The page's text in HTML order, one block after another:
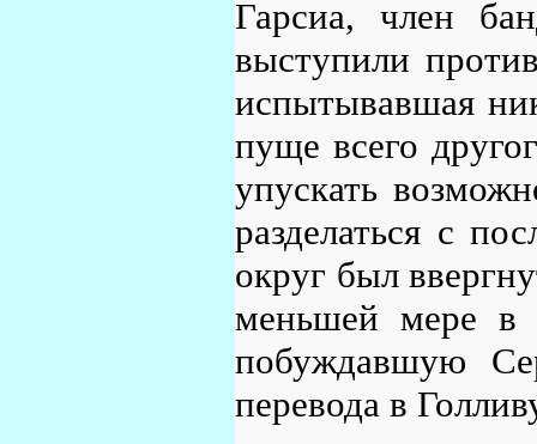
Гарсиа, член
выступили
испытывавшая
пуще всего
упускать
разделаться с
округ был
меньшей мере в
побуждавшую
перевода в